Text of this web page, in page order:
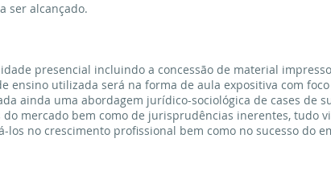
ser alcançado.
presencial incluindo a concessão de material
ensino utilizada será na forma de aula expositiva com
ainda uma abordagem jurídico-sociológica de cases de
mercado bem como de jurisprudências inerentes, tudo
los no crescimento profissional bem como no sucesso do